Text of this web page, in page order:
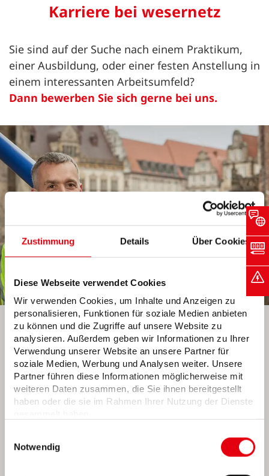
Zustimmung Details Über Cookies
Diese Webseite verwendet Cookies
Wir verwenden Cookies, um Inhalte und Anzeigen zu
personalisieren, Funktionen für soziale Medien anbieten
zu können und die Zugriffe auf unsere Website zu
analysieren. Außerdem geben wir Informationen zu Ihrer
Verwendung unserer Website an unsere Partner für
soziale Medien, Werbung und Analysen weiter. Unsere
Partner führen diese Informationen möglicherweise mit
weiteren Daten zusammen, die Sie ihnen bereitgestellt
haben oder die sie im Rahmen Ihrer Nutzung der Dienste
Datenschutzniveau existiert. Das birgt das Risiko des
Notwendig
Karriere bei wesernetz
Sie sind auf der Suche nach einem Praktikum,
einer Ausbildung, oder einer festen Anstellung in
einem interessanten Arbeitsumfeld?
Dann bewerben Sie sich gerne bei uns.
Hilfe bei Störungen
Bremen
0421 359-1010 (Strom)
0421 359-1040